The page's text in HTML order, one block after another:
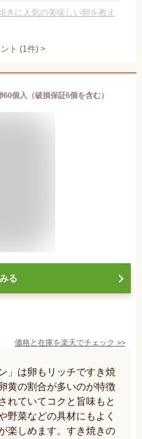
きに人気の美味しい卵を教え
ト (1件) >
60個入（破損保証6個を含む）
る
価格と在庫を楽天でチェック >>
」は卵もリッチですき焼
黄の割合が多いのが特徴
れていてコクと旨味もと
野菜などの具材にもよく
楽しめます。すき焼きの